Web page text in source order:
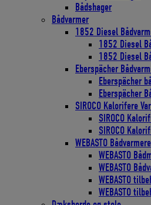
Bådshager
Bådvarmer
1852 Diesel
1852 Diesel
1852 Diesel
Eberspächer
Eberspächer
Eberspächer
SIROCO Kalorifere
SIROCO
SIROCO
WEBASTO Bådvarmere
WEBASTO
WEBASTO
WEBASTO
WEBASTO